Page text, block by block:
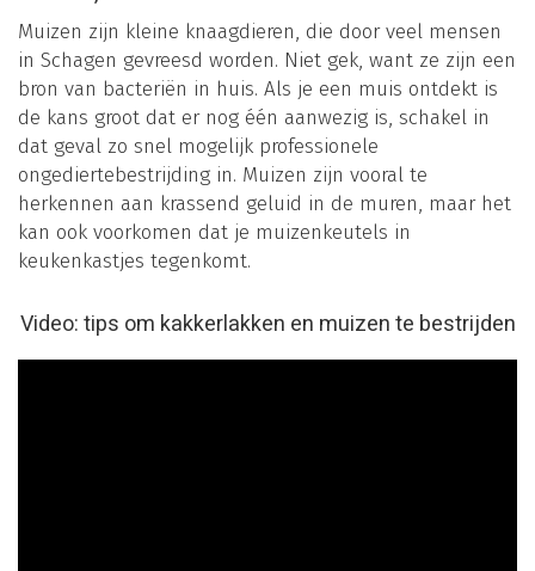
Muizen zijn kleine knaagdieren, die door veel mensen
in Schagen gevreesd worden. Niet gek, want ze zijn een
bron van bacteriën in huis. Als je een muis ontdekt is
de kans groot dat er nog één aanwezig is, schakel in
dat geval zo snel mogelijk professionele
ongediertebestrijding in. Muizen zijn vooral te
herkennen aan krassend geluid in de muren, maar het
kan ook voorkomen dat je muizenkeutels in
keukenkastjes tegenkomt.
Video: tips om kakkerlakken en muizen te bestrijden